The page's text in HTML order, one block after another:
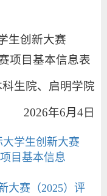
生创新大赛
项目基本信息表
科生院、启明学院
2026年6月4日
学生创新大赛
目基本信息
大赛（2025）评